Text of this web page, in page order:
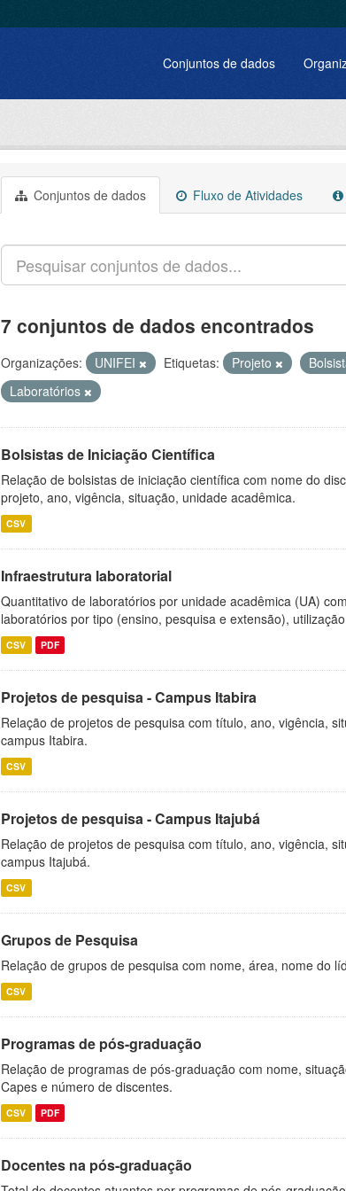
Conjuntos de dados
Conjuntos de dados Fluxo de Atividades
7 conjuntos de dados encontrados
Organizações: UNIFEI Etiquetas: Projeto
Laboratórios
Bolsistas de Iniciação Científica
Relação de bolsistas de iniciação científica com nome do
projeto, ano, vigência, situação, unidade acadêmica.
CSV
Infraestrutura laboratorial
Quantitativo de laboratórios por unidade acadêmica (UA)
laboratórios por tipo (ensino, pesquisa e extensão),
CSV PDF
Projetos de pesquisa - Campus Itabira
Relação de projetos de pesquisa com título, ano, vigência,
campus Itabira.
CSV
Projetos de pesquisa - Campus Itajubá
Relação de projetos de pesquisa com título, ano, vigência,
campus Itajubá.
CSV
Grupos de Pesquisa
Relação de grupos de pesquisa com nome, área, nome do
CSV
Programas de pós-graduação
Relação de programas de pós-graduação com nome,
Capes e número de discentes.
CSV PDF
Docentes na pós-graduação